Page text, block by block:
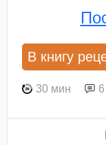
В книгу
30 мин 6